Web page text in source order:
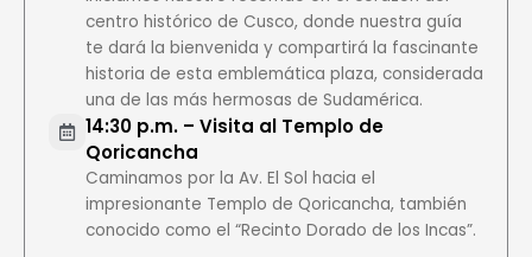
centro histórico de Cusco, donde nuestra guía
te dará la bienvenida y compartirá la fascinante
historia de esta emblemática plaza, considerada
una de las más hermosas de Sudamérica.
14:30 p.m. – Visita al Templo de
Qoricancha
Caminamos por la Av. El Sol hacia el
impresionante Templo de Qoricancha, también
conocido como el “Recinto Dorado de los Incas”.